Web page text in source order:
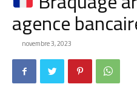
agence
novembre 3, 2023